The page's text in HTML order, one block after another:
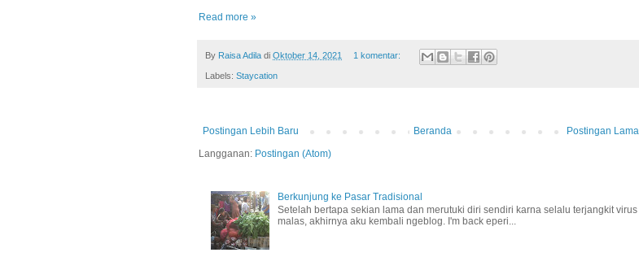
Read more »
By Raisa Adila di Oktober 14, 2021 1 komentar:
Labels: Staycation
Postingan Lebih Baru Postingan Lama
Beranda
Langganan: Postingan (Atom)
Berkunjung ke Pasar Tradisional
Setelah bertapa sekian lama dan merutuki diri sendiri karna selalu terjangkit virus
malas, akhirnya aku kembali ngeblog. I'm back eperi...